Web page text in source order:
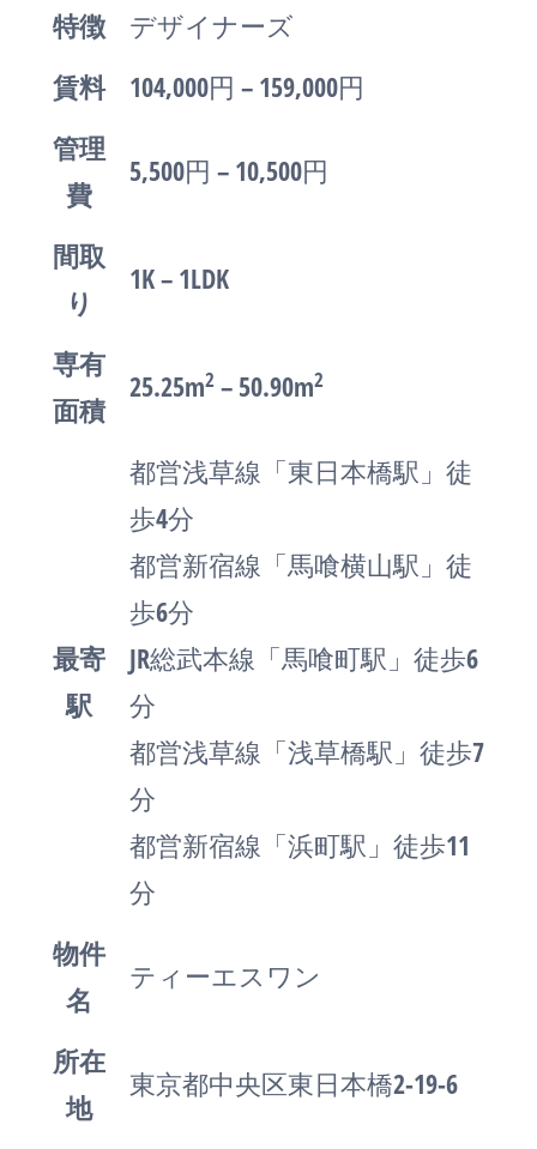
特徴
デザイナーズ
賃料
104,000円 – 159,000円
管理
費
5,500円 – 10,500円
間取
り
1K – 1LDK
専有
面積
25.25m2 – 50.90m2
最寄
駅
都営浅草線「東日本橋駅」徒
歩4分
都営新宿線「馬喰横山駅」徒
歩6分
JR総武本線「馬喰町駅」徒歩6
分
都営浅草線「浅草橋駅」徒歩7
分
都営新宿線「浜町駅」徒歩11
分
物件
名
ティーエスワン
所在
地
東京都中央区東日本橋2-19-6